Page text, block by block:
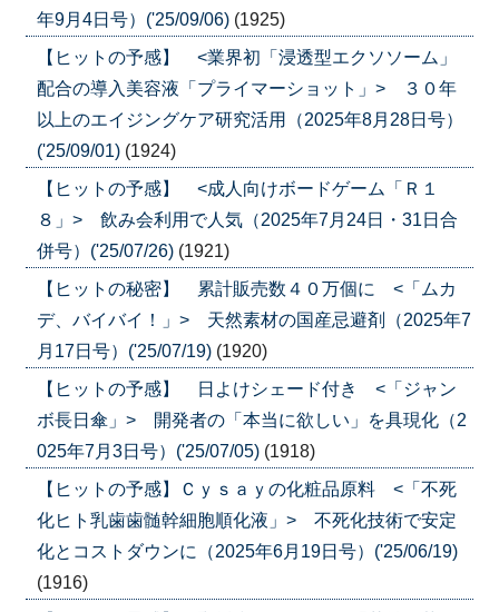
年9月4日号）('25/09/06) (1925)
【ヒットの予感】 <業界初「浸透型エクソソーム」
配合の導入美容液「プライマーショット」> ３０年
以上のエイジングケア研究活用（2025年8月28日号）
('25/09/01) (1924)
【ヒットの予感】 <成人向けボードゲーム「Ｒ１
８」> 飲み会利用で人気（2025年7月24日・31日合
併号）('25/07/26) (1921)
【ヒットの秘密】 累計販売数４０万個に <「ムカ
デ、バイバイ！」> 天然素材の国産忌避剤（2025年7
月17日号）('25/07/19) (1920)
【ヒットの予感】 日よけシェード付き <「ジャン
ボ長日傘」> 開発者の「本当に欲しい」を具現化（2
025年7月3日号）('25/07/05) (1918)
【ヒットの予感】Ｃｙｓａｙの化粧品原料 <「不死
化ヒト乳歯歯髄幹細胞順化液」> 不死化技術で安定
化とコストダウンに（2025年6月19日号）('25/06/19)
(1916)